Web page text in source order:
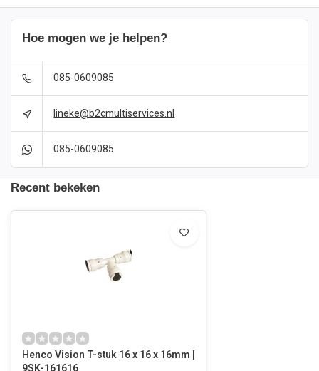
Hoe mogen we je helpen?
085-0609085
lineke@b2cmultiservices.nl
085-0609085
Recent bekeken
Henco Vision T-stuk 16 x 16 x 16mm |